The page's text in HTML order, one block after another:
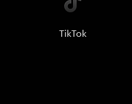
TikTok